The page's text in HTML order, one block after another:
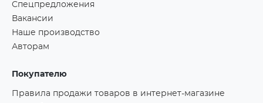
Спецпредложения
Вакансии
Наше производство
Авторам
Покупателю
Правила продажи товаров в интернет-магазине